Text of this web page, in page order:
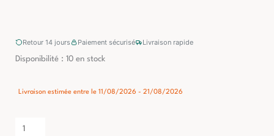
Retour 14 jours Paiement sécurisé Livraison rapide
Disponibilité : 10 en stock
Livraison estimée entre le 11/08/2026 - 21/08/2026
quantité
Fauteuil
Tissu-